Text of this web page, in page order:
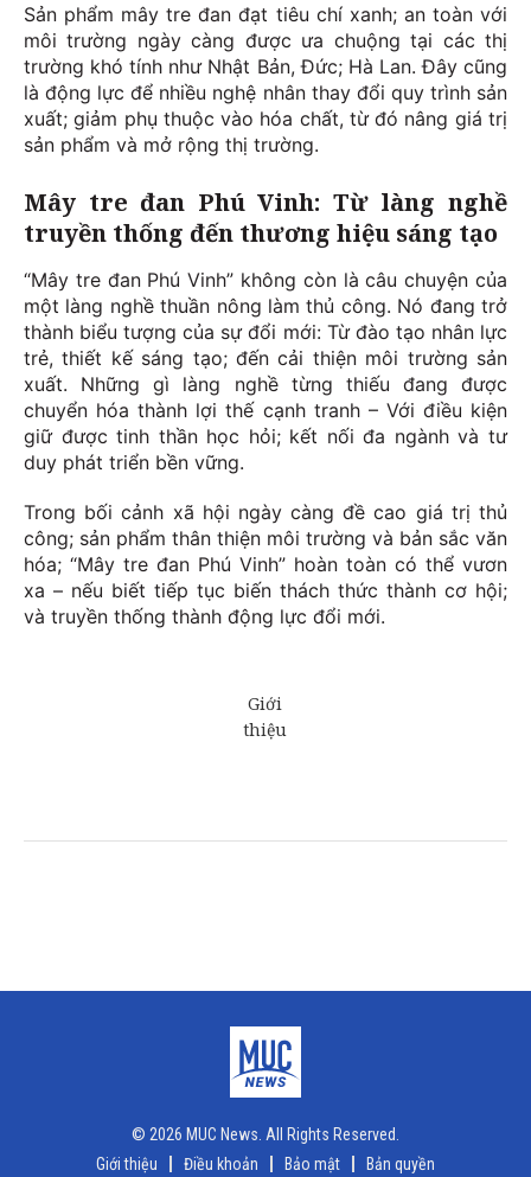
Sản phẩm mây tre đan đạt tiêu chí xanh; an toàn với
môi trường ngày càng được ưa chuộng tại các thị
trường khó tính như Nhật Bản, Đức; Hà Lan. Đây cũng
là động lực để nhiều nghệ nhân thay đổi quy trình sản
xuất; giảm phụ thuộc vào hóa chất, từ đó nâng giá trị
sản phẩm và mở rộng thị trường.
Mây tre đan Phú Vinh: Từ làng nghề
truyền thống đến thương hiệu sáng tạo
“Mây tre đan Phú Vinh” không còn là câu chuyện của
một làng nghề thuần nông làm thủ công. Nó đang trở
thành biểu tượng của sự đổi mới: Từ đào tạo nhân lực
trẻ, thiết kế sáng tạo; đến cải thiện môi trường sản
xuất. Những gì làng nghề từng thiếu đang được
chuyển hóa thành lợi thế cạnh tranh – Với điều kiện
giữ được tinh thần học hỏi; kết nối đa ngành và tư
duy phát triển bền vững.
Trong bối cảnh xã hội ngày càng đề cao giá trị thủ
công; sản phẩm thân thiện môi trường và bản sắc văn
hóa; “Mây tre đan Phú Vinh” hoàn toàn có thể vươn
xa – nếu biết tiếp tục biến thách thức thành cơ hội;
và truyền thống thành động lực đổi mới.
© 2026 MUC News. All Rights Reserved.
Giới thiệu
Điều khoản Bảo mật Bản quyền